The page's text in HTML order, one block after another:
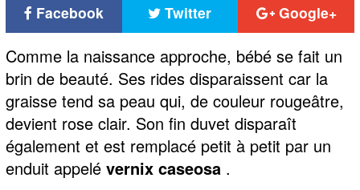
Facebook Twitter Google+
Comme la naissance approche, bébé se fait un
brin de beauté. Ses rides disparaissent car la
graisse tend sa peau qui, de couleur rougeâtre,
devient rose clair. Son fin duvet disparaît
également et est remplacé petit à petit par un
enduit appelévernix caseosa .